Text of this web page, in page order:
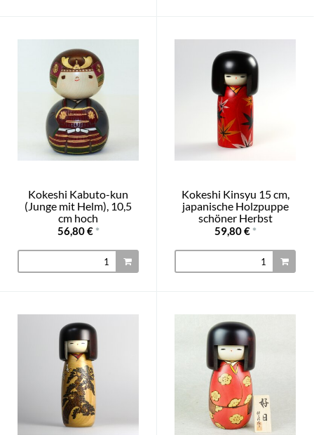
Kokeshi Kabuto-kun
(Junge mit Helm), 10,5
cm hoch
56,80 € *
Kokeshi Kinsyu 15 cm,
japanische Holzpuppe
schöner Herbst
59,80 € *